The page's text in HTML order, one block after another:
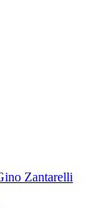
Zantarelli